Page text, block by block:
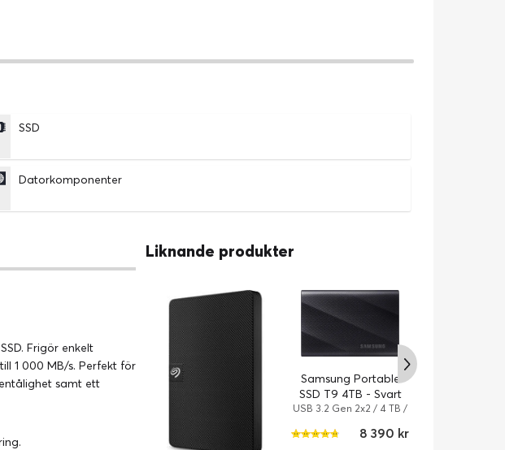
SSD
Datorkomponenter
Frigör enkelt
1 000 MB/s. Perfekt för
samt ett
Liknande produkter
Samsung Portable
SSD T9 4TB - Svart
USB 3.2 Gen 2x2 / 4 TB /
8 390 kr